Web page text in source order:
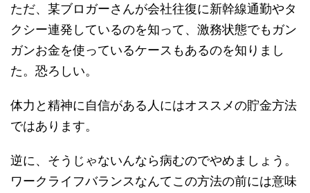
ただ、某ブロガーさんが会社往復に新幹線通勤やタ
クシー連発しているのを知って、激務状態でもガン
ガンお金を使っているケースもあるのを知りまし
た。恐ろしい。
体力と精神に自信がある人にはオススメの貯金方法
ではあります。
逆に、そうじゃないんなら病むのでやめましょう。
ワークライフバランスなんてこの方法の前には意味